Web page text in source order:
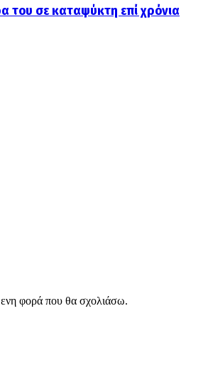
του σε καταψύκτη επί χρόνια
φορά που θα σχολιάσω.